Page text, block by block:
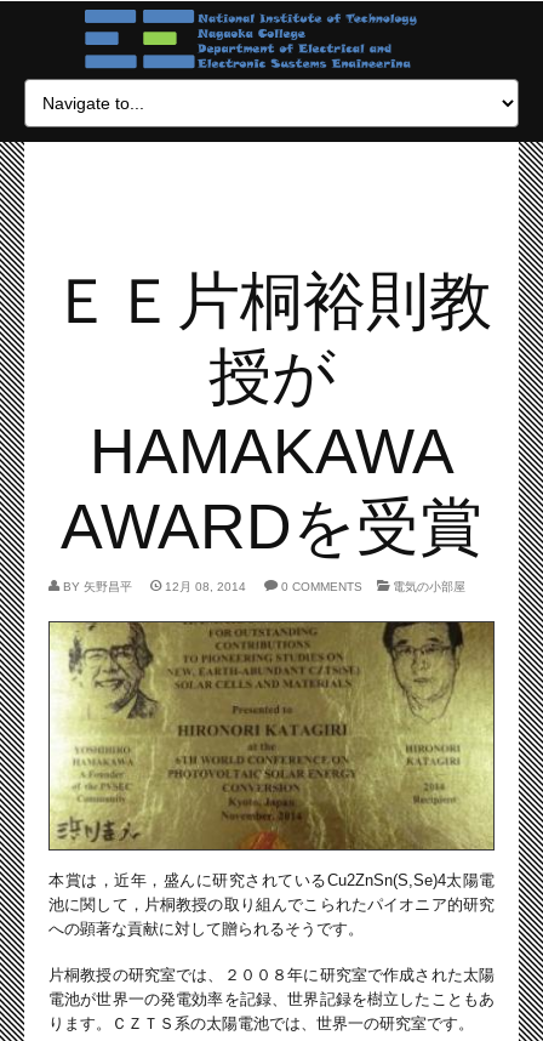
ＥＥ片桐裕則教
授が
HAMAKAWA
AWARDを受賞
BY 矢野昌平 12月 08, 2014 0 COMMENTS 電気の小部屋
本賞は，近年，盛んに研究されているCu2ZnSn(S,Se)4太陽電
池に関して，片桐教授の取り組んでこられたパイオニア的研究
への顕著な貢献に対して贈られるそうです。
片桐教授の研究室では、２００８年に研究室で作成された太陽
電池が世界一の発電効率を記録、世界記録を樹立したこともあ
ります。ＣＺＴＳ系の太陽電池では、世界一の研究室です。